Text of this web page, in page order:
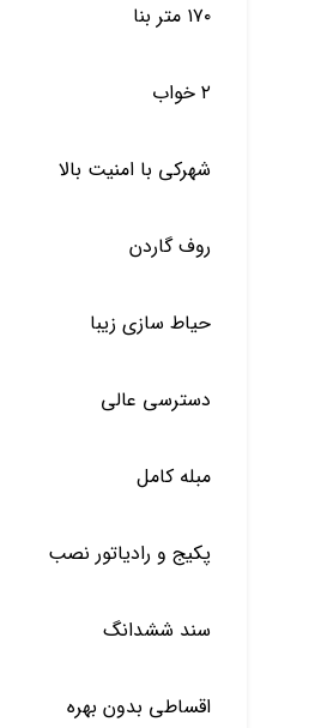
١٧٠ متر بنا
٢ خواب
شهركي با امنيت بالا
روف گاردن
حياط سازي زيبا
دسترسي عالي
مبله كامل
پكيج و رادياتور نصب
سند ششدانگ
اقساطي بدون بهره